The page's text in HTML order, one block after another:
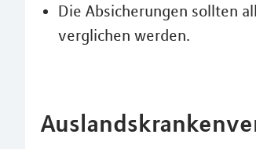
Die Absicherungen sollten
verglichen werden.